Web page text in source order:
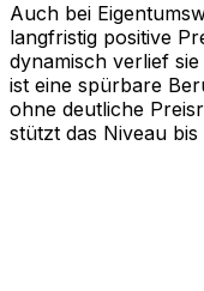
Auch bei
langfristig positive
dynamisch verlief
ist eine spürbare
ohne deutliche
stützt das Niveau bis